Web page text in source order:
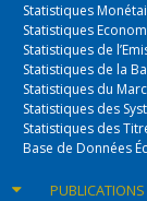
Statistiques
Statistiques
Statistiques de
Statistiques de la
Statistiques du
Statistiques des
Statistiques des
Base de Données
PUBLICATIONS